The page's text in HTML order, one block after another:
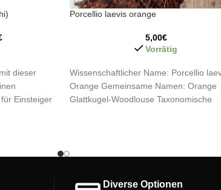
dieser
Einsteiger
Porcellio laevis orange
5,00€
Vorrätig
Wissenschaftlicher Name: Porcellio
Orange Gemeinsame Namen: Orange
Glattkugel-Woodlouse Taxonomische
Diverse Optionen